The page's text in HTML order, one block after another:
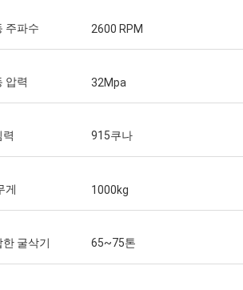
주파수 2600 RPM
압력 32Mpa
력 915쿠나
게 1000kg
한 굴삭기 65~75톤